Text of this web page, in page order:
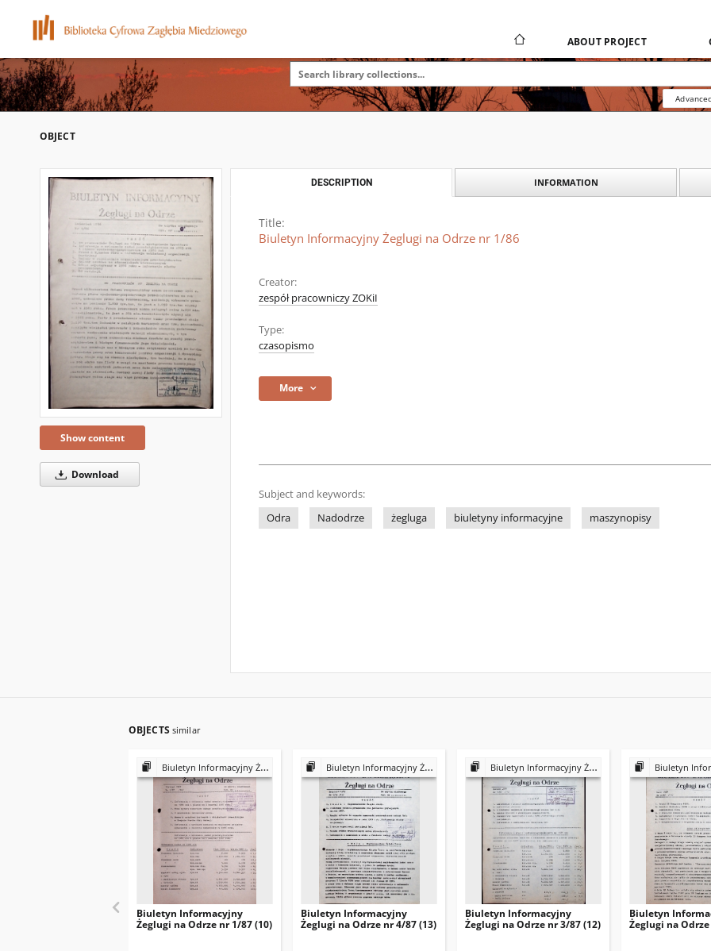
ABOUT PROJECT
OBJECT
Show content
Download
DESCRIPTION INFORMATION
Title:
Biuletyn Informacyjny Żeglugi na Odrze nr 1/86
Creator:
zespół pracowniczy ZOKiI
Type:
czasopismo
More
Subject and keywords:
Odra
Nadodrze żegluga biuletyny informacyjne maszynopisy
OBJECTS similar
Biuletyn Informacyjny Żeglugi na Odrze 1987
Biuletyn Informacyjny
Żeglugi na Odrze nr 1/87 (10)
Biuletyn Informacyjny Żeglugi na Odrze 1987
Biuletyn Informacyjny
Żeglugi na Odrze nr 4/87 (13)
Biuletyn Informacyjny Żeglugi na Odrze 1987
Biuletyn Informacyjny
Żeglugi na Odrze nr 3/87 (12)
Biuletyn Informacyjny
Biuletyn
Żeglugi na